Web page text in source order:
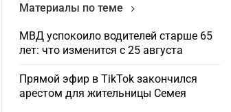
Материалы по теме
МВД успокоило водителей старше 65
лет: что изменится с 25 августа
Прямой эфир в TikTok закончился
арестом для жительницы Семея